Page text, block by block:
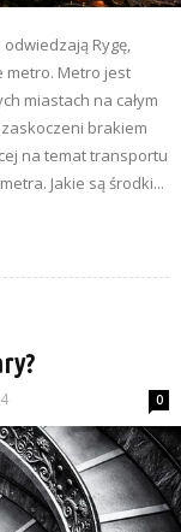
Rygę,
metro. Metro jest
miastach na całym
brakiem
na temat transportu
Jakie są środki...
0